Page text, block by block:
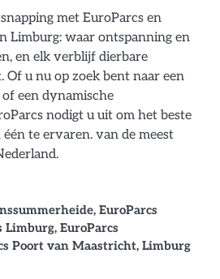
met EuroParcs en
Limburg: waar ontspanning en
en elk verblijf dierbare
u nu op zoek bent naar een
een dynamische
nodigt u uit om het beste
te ervaren. van de meest
, EuroParcs
Limburg, EuroParcs
Poort van Maastricht, Limburg